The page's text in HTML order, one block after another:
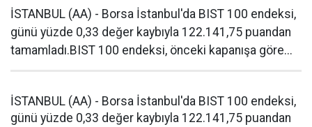
İSTANBUL (AA) - Borsa İstanbul'da BIST 100 endeksi,
günü yüzde 0,33 değer kaybıyla 122.141,75 puandan
tamamladı.BIST 100 endeksi, önceki kapanışa göre...
İSTANBUL (AA) - Borsa İstanbul'da BIST 100 endeksi,
günü yüzde 0,33 değer kaybıyla 122.141,75 puandan